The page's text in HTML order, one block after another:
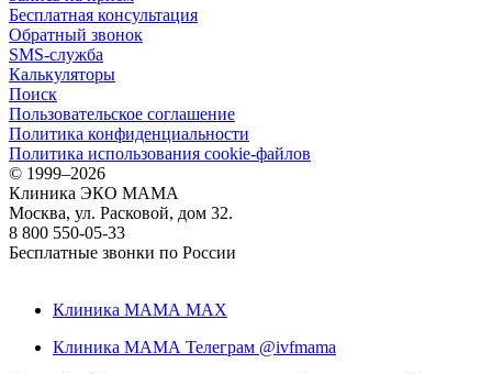
Бесплатная консультация
Обратный звонок
SMS-служба
Калькуляторы
Поиск
Пользовательское соглашение
Политика конфиденциальности
Политика использования cookie-файлов
© 1999–2026
Клиника ЭКО МАМА
Москва, ул. Расковой, дом 32.
8 800 550-05-33
Бесплатные звонки по России
Клиника МАМА MAX
Клиника МАМА Телеграм @ivfmama